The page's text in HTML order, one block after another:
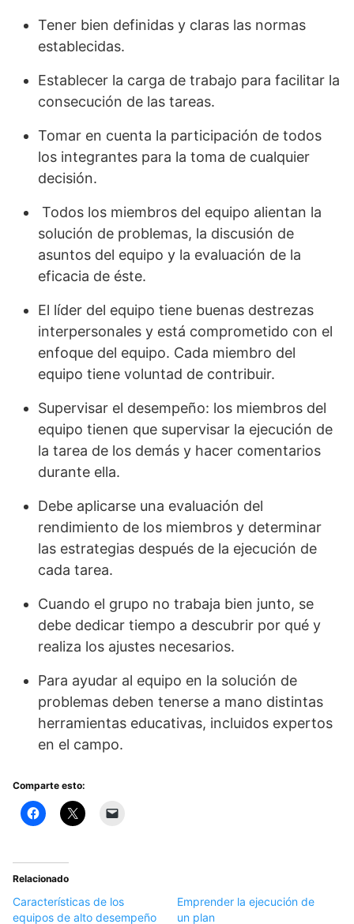
Tener bien definidas y claras las normas
establecidas.
Establecer la carga de trabajo para facilitar la
consecución de las tareas.
Tomar en cuenta la participación de todos
los integrantes para la toma de cualquier
decisión.
­ Todos los miembros del equipo alientan la
solución de problemas, la discusión de
asuntos del equipo y la evaluación de la
eficacia de éste.
El líder del equipo tiene buenas destrezas
interpersonales y está comprometido con el
enfoque del equipo. Cada miembro del
equipo tiene voluntad de contribuir.
Supervisar el desempeño: los miembros del
equipo tienen que supervisar la ejecución de
la tarea de los demás y hacer comentarios
durante ella.
Debe aplicarse una evaluación del
rendimiento de los miembros y determinar
las estrategias después de la ejecución de
cada tarea.
Cuando el grupo no trabaja bien junto, se
debe dedicar tiempo a descubrir por qué y
realiza los ajustes necesarios.
Para ayudar al equipo en la solución de
problemas deben tenerse a mano distintas
herramientas educativas, incluidos expertos
en el campo.
Comparte esto:
Relacionado
Características de los
equipos de alto desempeño
Emprender la ejecución de
un plan